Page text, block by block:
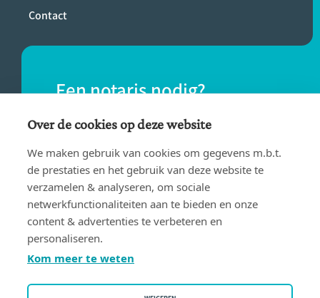
Contact
Een notaris nodig?
Vind eenvoudig een notaris bij jou in de
buurt.
VIND EEN NOTARIS
Over de cookies op deze website
We maken gebruik van cookies om gegevens m.b.t.
de prestaties en het gebruik van deze website te
verzamelen & analyseren, om sociale
netwerkfunctionaliteiten aan te bieden en onze
content & advertenties te verbeteren en
personaliseren.
Kom meer te weten